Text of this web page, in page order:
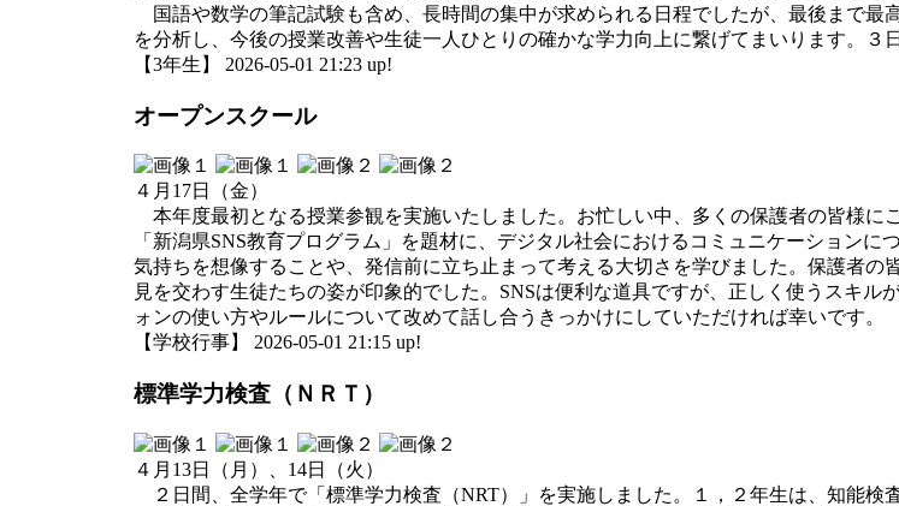
国語や数学の筆記試験も含め、長時間の集中が求められる日程でしたが、最後まで最
を分析し、今後の授業改善や生徒一人ひとりの確かな学力向上に繋げてまいります。３
【3年生】 2026-05-01 21:23 up!
オープンスクール
４月17日（金）
本年度最初となる授業参観を実施いたしました。お忙しい中、多くの保護者の皆様に
「新潟県SNS教育プログラム」を題材に、デジタル社会におけるコミュニケーション
気持ちを想像することや、発信前に立ち止まって考える大切さを学びました。保護者
見を交わす生徒たちの姿が印象的でした。SNSは便利な道具ですが、正しく使うスキ
ォンの使い方やルールについて改めて話し合うきっかけにしていただければ幸いです。
【学校行事】 2026-05-01 21:15 up!
標準学力検査（ＮＲＴ）
４月13日（月）、14日（火）
２日間、全学年で「標準学力検査（NRT）」を実施しました。１，２年生は、知能検